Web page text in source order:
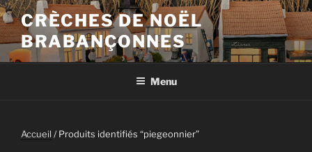
Aller
au
contenu
principal
CRÈCHES DE NOËL
BRABANÇONNES
Menu
Accueil / Produits identifiés “piegeonnier”